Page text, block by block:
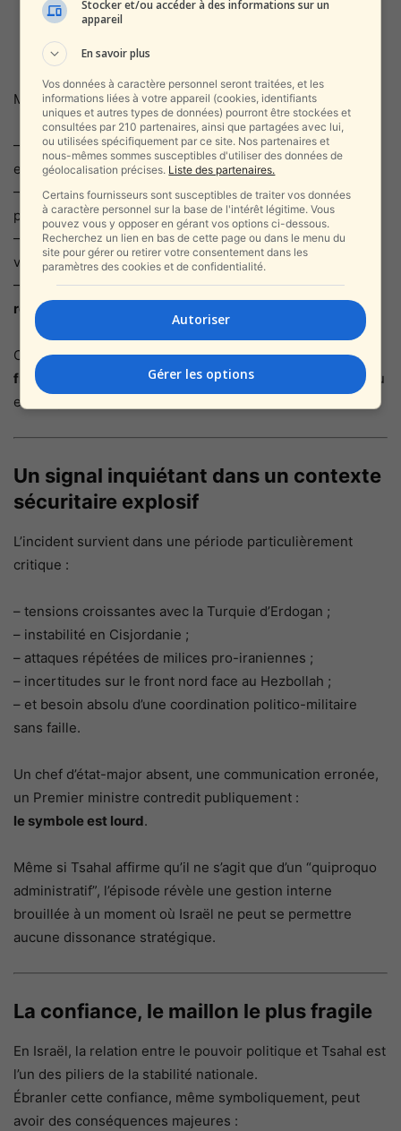
VOLONTAIRE EST SANS
FONDEMENT. »
Mais dans les coulisses, plusieurs questions demeurent :
– Pourquoi Zamir a-t-il refusé de participer à un briefing
exigé par le Premier ministre ?
– Pourquoi son bureau a-t-il tenté de remplacer sa
présence par un autre officier ?
– Pourquoi l’armée a-t-elle fourni une version incomplète,
voire trompeuse, des faits ?
– Pourquoi la clarification n’a-t-elle été fourniequ’après la
révélation médiatique
Ces interrogations alimentent un malaise plus profond : la
fracture croissante
entre l’autorité politique de Netanyahu
et une partie de la direction militaire.
Un signal inquiétant dans un contexte
sécuritaire explosif
L’incident survient dans une période particulièrement
critique :
– tensions croissantes avec la Turquie d’Erdogan ;
– instabilité en Cisjordanie ;
– attaques répétées de milices pro-iraniennes ;
– incertitudes sur le front nord face au Hezbollah ;
– et besoin absolu d’une coordination politico-militaire
sans faille.
Un chef d’état-major absent, une communication erronée,
un Premier ministre contredit publiquement :
le symbole est lourd.
Même si Tsahal affirme qu’il ne s’agit que d’un “quiproquo
administratif”, l’épisode révèle une gestion interne
brouillée à un moment où Israël ne peut se permettre
aucune dissonance stratégique.
La confiance, le maillon le plus fragile
En Israël, la relation entre le pouvoir politique et Tsahal est
l’un des piliers de la stabilité nationale.
Ébranler cette confiance, même symboliquement, peut
avoir des conséquences majeures :
Stocker et/ou accéder à des informations sur un
appareil
En savoir plus
Vos données à caractère personnel seront traitées, et les
informations liées à votre appareil (cookies, identifiants
uniques et autres types de données) pourront être stockées et
consultées par 210 partenaires, ainsi que partagées avec lui,
ou utilisées spécifiquement par ce site. Nos partenaires et
nous-mêmes sommes susceptibles d'utiliser des données de
géolocalisation précises. Liste des partenaires.
Certains fournisseurs sont susceptibles de traiter vos données
à caractère personnel sur la base de l'intérêt légitime. Vous
pouvez vous y opposer en gérant vos options ci-dessous.
Recherchez un lien en bas de cette page ou dans le menu du
site pour gérer ou retirer votre consentement dans les
paramètres des cookies et de confidentialité.
Autoriser
Gérer les options